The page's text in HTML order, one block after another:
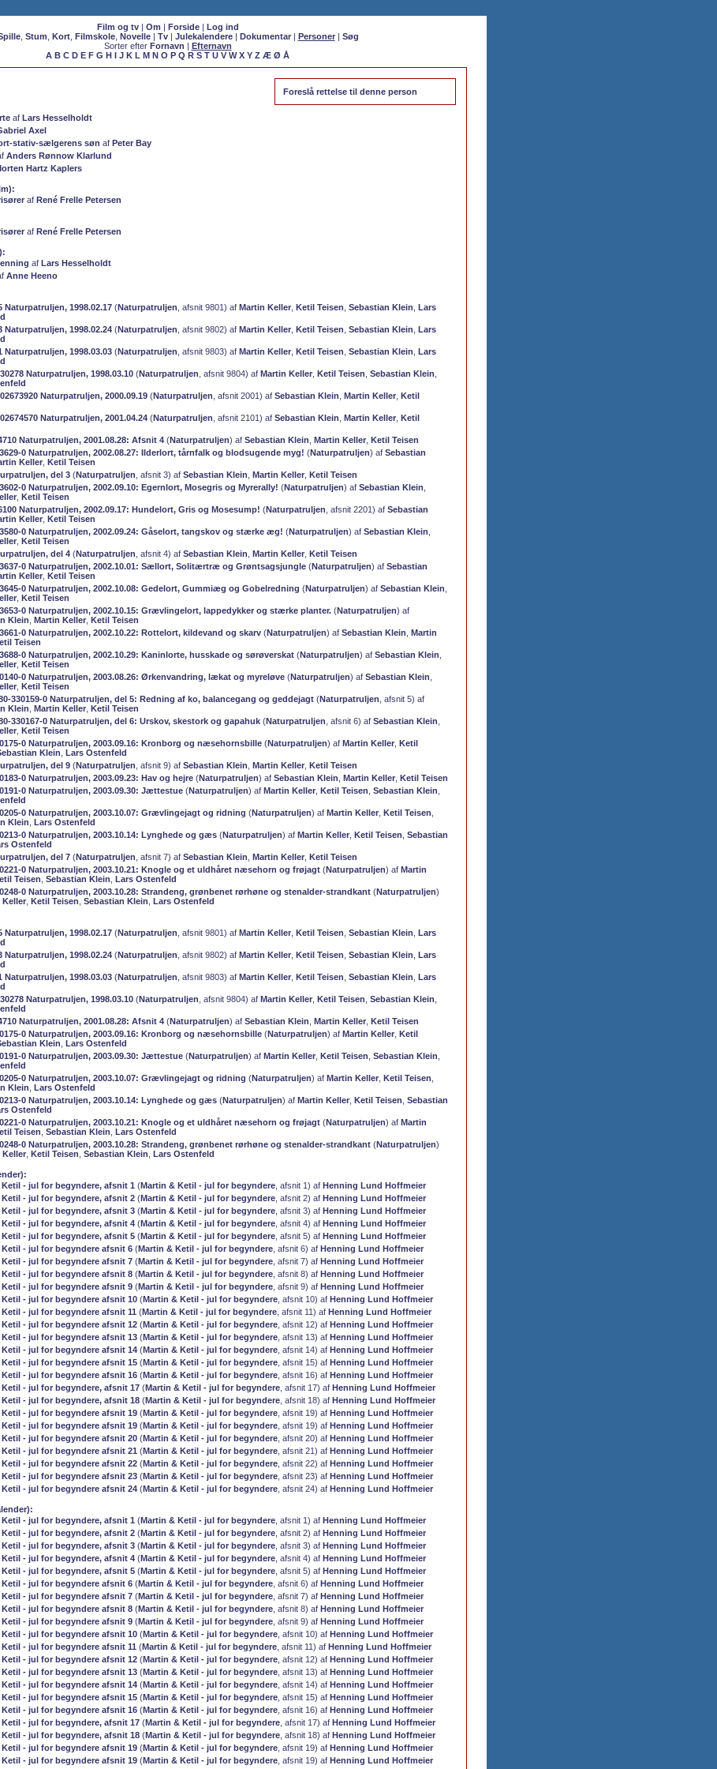
Film og tv| Om | Forside| Log ind
, Stum Kort, Filmskole, Novelle| Tv| Julekalendere| Dokumentar| Personer| Søg
Sorter efter Fornavn | Efternavn
A B C D E F G H I J K L M N O P Q R S T U V WX Y Z Æ Ø Å
Foreslå rettelse til denne person
af Lars Hesselholdt
Axel
stativ-sælgerens søn af Peter Bay
Anders Rønnow Klarlund
Hartz Kaplers
af René Frelle Petersen
af René Frelle Petersen
af Lars Hesselholdt
Anne Heeno
Naturpatruljen, 1998.02.17 (Naturpatruljen , afsnit 9801) af Martin Keller Ketil Teisen Sebastian Klein Lars
Naturpatruljen, 1998.02.24 (Naturpatruljen , afsnit 9802) af Martin Keller Ketil Teisen Sebastian Klein Lars
Naturpatruljen, 1998.03.03 (Naturpatruljen , afsnit 9803) af Martin Keller Ketil Teisen Sebastian Klein Lars
Naturpatruljen, 1998.03.10 (Naturpatruljen , afsnit 9804) af Martin Keller Ketil Teisen Sebastian Klein
Naturpatruljen, 2000.09.19 (Naturpatruljen , afsnit 2001) af Sebastian Klein Martin Keller Ketil
Naturpatruljen, 2001.04.24 (Naturpatruljen , afsnit 2101) af Sebastian Klein Martin Keller Ketil
Naturpatruljen, 2001.08.28: Afsnit 4 (Naturpatruljen) af Sebastian Klein Martin Keller Ketil Teisen
0 Naturpatruljen, 2002.08.27: Ilderlort, tårnfalk og blodsugende myg! (Naturpatruljen) af Sebastian
Keller Ketil Teisen
del 3 (Naturpatruljen , afsnit 3) af Sebastian Klein Martin Keller Ketil Teisen
0 Naturpatruljen, 2002.09.10: Egernlort, Mosegris og Myrerally! (Naturpatruljen) af Sebastian Klein
Ketil Teisen
Naturpatruljen, 2002.09.17: Hundelort, Gris og Mosesump! (Naturpatruljen , afsnit 2201) af Sebastian
Keller Ketil Teisen
0 Naturpatruljen, 2002.09.24: Gåselort, tangskov og stærke æg! (Naturpatruljen) af Sebastian Klein
Ketil Teisen
del 4 (Naturpatruljen , afsnit 4) af Sebastian Klein Martin Keller Ketil Teisen
0 Naturpatruljen, 2002.10.01: Sællort, Solitærtræ og Grøntsagsjungle (Naturpatruljen) af Sebastian
Keller Ketil Teisen
0 Naturpatruljen, 2002.10.08: Gedelort, Gummiæg og Gobelredning (Naturpatruljen) af Sebastian Klein
Ketil Teisen
0 Naturpatruljen, 2002.10.15: Grævlingelort, lappedykker og stærke planter. (Naturpatruljen) af
Klein Martin Keller Ketil Teisen
0 Naturpatruljen, 2002.10.22: Rottelort, kildevand og skarv (Naturpatruljen) af Sebastian Klein Martin
Teisen
0 Naturpatruljen, 2002.10.29: Kaninlorte, husskade og sørøverskat (Naturpatruljen) af Sebastian Klein
Ketil Teisen
0 Naturpatruljen, 2003.08.26: Ørkenvandring, lækat og myreløve (Naturpatruljen) af Sebastian Klein
Ketil Teisen
330159-0 Naturpatruljen, del 5: Redning af ko, balancegang og geddejagt (Naturpatruljen , afsnit 5) af
Klein Martin Keller Ketil Teisen
330167-0 Naturpatruljen, del 6: Urskov, skestork og gapahuk (Naturpatruljen , afsnit 6) af Sebastian Klein
Ketil Teisen
0 Naturpatruljen, 2003.09.16: Kronborg og næsehornsbille (Naturpatruljen) af Martin Keller Ketil
Klein Lars Ostenfeld
del 9 (Naturpatruljen , afsnit 9) af Sebastian Klein Martin Keller Ketil Teisen
0 Naturpatruljen, 2003.09.23: Hav og hejre (Naturpatruljen) af Sebastian Klein Martin Keller Ketil Teisen
0 Naturpatruljen, 2003.09.30: Jættestue (Naturpatruljen) af Martin Keller Ketil Teisen Sebastian Klein
0 Naturpatruljen, 2003.10.07: Grævlingejagt og ridning (Naturpatruljen) af Martin Keller Ketil Teisen
Klein Lars Ostenfeld
0 Naturpatruljen, 2003.10.14: Lynghede og gæs (Naturpatruljen) af Martin Keller Ketil Teisen Sebastian
Ostenfeld
del 7 (Naturpatruljen , afsnit 7) af Sebastian Klein Martin Keller Ketil Teisen
0 Naturpatruljen, 2003.10.21: Knogle og et uldhåret næsehorn og frøjagt (Naturpatruljen) af Martin
Teisen Sebastian Klein Lars Ostenfeld
0 Naturpatruljen, 2003.10.28: Strandeng, grønbenet rørhøne og stenalder-strandkant (Naturpatruljen)
Keller Ketil Teisen Sebastian Klein Lars Ostenfeld
Naturpatruljen, 1998.02.17 (Naturpatruljen , afsnit 9801) af Martin Keller Ketil Teisen Sebastian Klein Lars
Naturpatruljen, 1998.02.24 (Naturpatruljen , afsnit 9802) af Martin Keller Ketil Teisen Sebastian Klein Lars
Naturpatruljen, 1998.03.03 (Naturpatruljen , afsnit 9803) af Martin Keller Ketil Teisen Sebastian Klein Lars
Naturpatruljen, 1998.03.10 (Naturpatruljen , afsnit 9804) af Martin Keller Ketil Teisen Sebastian Klein
Naturpatruljen, 2001.08.28: Afsnit 4 (Naturpatruljen) af Sebastian Klein Martin Keller Ketil Teisen
0 Naturpatruljen, 2003.09.16: Kronborg og næsehornsbille (Naturpatruljen) af Martin Keller Ketil
Klein Lars Ostenfeld
0 Naturpatruljen, 2003.09.30: Jættestue (Naturpatruljen) af Martin Keller Ketil Teisen Sebastian Klein
0 Naturpatruljen, 2003.10.07: Grævlingejagt og ridning (Naturpatruljen) af Martin Keller Ketil Teisen
Klein Lars Ostenfeld
0 Naturpatruljen, 2003.10.14: Lynghede og gæs (Naturpatruljen) af Martin Keller Ketil Teisen Sebastian
Ostenfeld
0 Naturpatruljen, 2003.10.21: Knogle og et uldhåret næsehorn og frøjagt (Naturpatruljen) af Martin
Teisen Sebastian Klein Lars Ostenfeld
0 Naturpatruljen, 2003.10.28: Strandeng, grønbenet rørhøne og stenalder-strandkant (Naturpatruljen)
Keller Ketil Teisen Sebastian Klein Lars Ostenfeld
Ketil - jul for begyndere, afsnit 1 (Martin & Ketil - jul for begyndere , afsnit 1) af Henning Lund Hoffmeier
Ketil - jul for begyndere, afsnit 2 (Martin & Ketil - jul for begyndere , afsnit 2) af Henning Lund Hoffmeier
Ketil - jul for begyndere, afsnit 3 (Martin & Ketil - jul for begyndere , afsnit 3) af Henning Lund Hoffmeier
Ketil - jul for begyndere, afsnit 4 (Martin & Ketil - jul for begyndere , afsnit 4) af Henning Lund Hoffmeier
Ketil - jul for begyndere, afsnit 5 (Martin & Ketil - jul for begyndere , afsnit 5) af Henning Lund Hoffmeier
Ketil - jul for begyndere afsnit 6 (Martin & Ketil - jul for begyndere , afsnit 6) af Henning Lund Hoffmeier
Ketil - jul for begyndere afsnit 7 (Martin & Ketil - jul for begyndere , afsnit 7) af Henning Lund Hoffmeier
Ketil - jul for begyndere afsnit 8 (Martin & Ketil - jul for begyndere , afsnit 8) af Henning Lund Hoffmeier
Ketil - jul for begyndere afsnit 9 (Martin & Ketil - jul for begyndere , afsnit 9) af Henning Lund Hoffmeier
Ketil - jul for begyndere afsnit 10 (Martin & Ketil - jul for begyndere , afsnit 10) af Henning Lund Hoffmeier
- jul for begyndere afsnit 11 (Martin & Ketil - jul for begyndere , afsnit 11) af Henning Lund Hoffmeier
Ketil - jul for begyndere afsnit 12 (Martin & Ketil - jul for begyndere , afsnit 12) af Henning Lund Hoffmeier
Ketil - jul for begyndere afsnit 13 (Martin & Ketil - jul for begyndere , afsnit 13) af Henning Lund Hoffmeier
Ketil - jul for begyndere afsnit 14 (Martin & Ketil - jul for begyndere , afsnit 14) af Henning Lund Hoffmeier
Ketil - jul for begyndere afsnit 15 (Martin & Ketil - jul for begyndere , afsnit 15) af Henning Lund Hoffmeier
Ketil - jul for begyndere afsnit 16 (Martin & Ketil - jul for begyndere , afsnit 16) af Henning Lund Hoffmeier
Ketil - jul for begyndere, afsnit 17 (Martin & Ketil - jul for begyndere , afsnit 17) af Henning Lund Hoffmeier
Ketil - jul for begyndere, afsnit 18 (Martin & Ketil - jul for begyndere , afsnit 18) af Henning Lund Hoffmeier
Ketil - jul for begyndere afsnit 19 (Martin & Ketil - jul for begyndere , afsnit 19) af Henning Lund Hoffmeier
Ketil - jul for begyndere afsnit 19 (Martin & Ketil - jul for begyndere , afsnit 19) af Henning Lund Hoffmeier
Ketil - jul for begyndere afsnit 20 (Martin & Ketil - jul for begyndere , afsnit 20) af Henning Lund Hoffmeier
- jul for begyndere afsnit 21 (Martin & Ketil - jul for begyndere , afsnit 21) af Henning Lund Hoffmeier
Ketil - jul for begyndere afsnit 22 (Martin & Ketil - jul for begyndere , afsnit 22) af Henning Lund Hoffmeier
Ketil - jul for begyndere afsnit 23 (Martin & Ketil - jul for begyndere , afsnit 23) af Henning Lund Hoffmeier
Ketil - jul for begyndere afsnit 24 (Martin & Ketil - jul for begyndere , afsnit 24) af Henning Lund Hoffmeier
Ketil - jul for begyndere, afsnit 1 (Martin & Ketil - jul for begyndere , afsnit 1) af Henning Lund Hoffmeier
Ketil - jul for begyndere, afsnit 2 (Martin & Ketil - jul for begyndere , afsnit 2) af Henning Lund Hoffmeier
Ketil - jul for begyndere, afsnit 3 (Martin & Ketil - jul for begyndere , afsnit 3) af Henning Lund Hoffmeier
Ketil - jul for begyndere, afsnit 4 (Martin & Ketil - jul for begyndere , afsnit 4) af Henning Lund Hoffmeier
Ketil - jul for begyndere, afsnit 5 (Martin & Ketil - jul for begyndere , afsnit 5) af Henning Lund Hoffmeier
Ketil - jul for begyndere afsnit 6 (Martin & Ketil - jul for begyndere , afsnit 6) af Henning Lund Hoffmeier
Ketil - jul for begyndere afsnit 7 (Martin & Ketil - jul for begyndere , afsnit 7) af Henning Lund Hoffmeier
Ketil - jul for begyndere afsnit 8 (Martin & Ketil - jul for begyndere , afsnit 8) af Henning Lund Hoffmeier
Ketil - jul for begyndere afsnit 9 (Martin & Ketil - jul for begyndere , afsnit 9) af Henning Lund Hoffmeier
Ketil - jul for begyndere afsnit 10 (Martin & Ketil - jul for begyndere , afsnit 10) af Henning Lund Hoffmeier
- jul for begyndere afsnit 11 (Martin & Ketil - jul for begyndere , afsnit 11) af Henning Lund Hoffmeier
Ketil - jul for begyndere afsnit 12 (Martin & Ketil - jul for begyndere , afsnit 12) af Henning Lund Hoffmeier
Ketil - jul for begyndere afsnit 13 (Martin & Ketil - jul for begyndere , afsnit 13) af Henning Lund Hoffmeier
Ketil - jul for begyndere afsnit 14 (Martin & Ketil - jul for begyndere , afsnit 14) af Henning Lund Hoffmeier
Ketil - jul for begyndere afsnit 15 (Martin & Ketil - jul for begyndere , afsnit 15) af Henning Lund Hoffmeier
Ketil - jul for begyndere afsnit 16 (Martin & Ketil - jul for begyndere , afsnit 16) af Henning Lund Hoffmeier
Ketil - jul for begyndere, afsnit 17 (Martin & Ketil - jul for begyndere , afsnit 17) af Henning Lund Hoffmeier
Ketil - jul for begyndere, afsnit 18 (Martin & Ketil - jul for begyndere , afsnit 18) af Henning Lund Hoffmeier
Ketil - jul for begyndere afsnit 19 (Martin & Ketil - jul for begyndere , afsnit 19) af Henning Lund Hoffmeier
Ketil - jul for begyndere afsnit 19 (Martin & Ketil - jul for begyndere , afsnit 19) af Henning Lund Hoffmeier